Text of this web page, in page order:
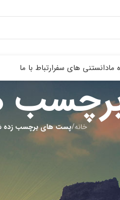
مادانستنی های سفرارتباط با ما
خانه/پست های برچسب زده